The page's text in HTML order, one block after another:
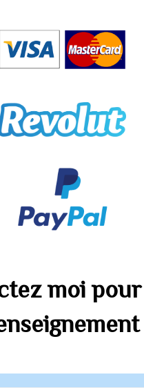
moi